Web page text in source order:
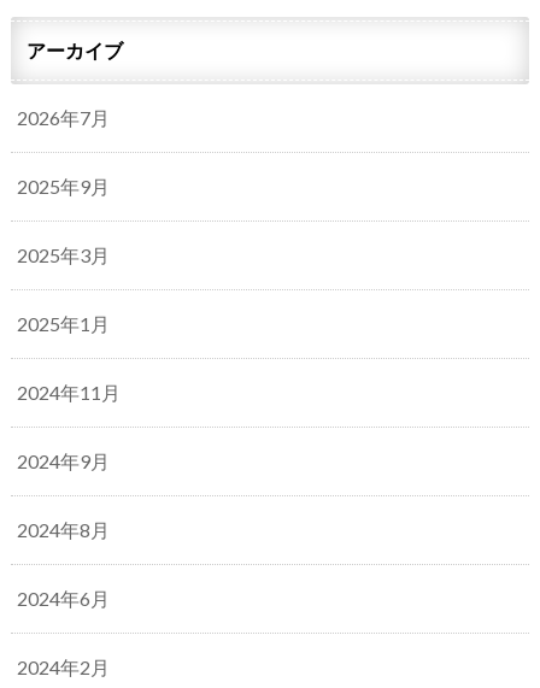
アーカイブ
2026年7月
2025年9月
2025年3月
2025年1月
2024年11月
2024年9月
2024年8月
2024年6月
2024年2月